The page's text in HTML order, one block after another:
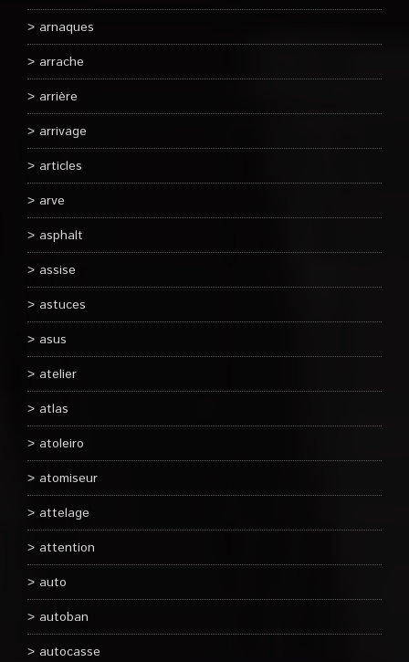
arnaques
arrache
arrière
arrivage
articles
arve
asphalt
assise
astuces
asus
atelier
atlas
atoleiro
atomiseur
attelage
attention
auto
autoban
autocasse